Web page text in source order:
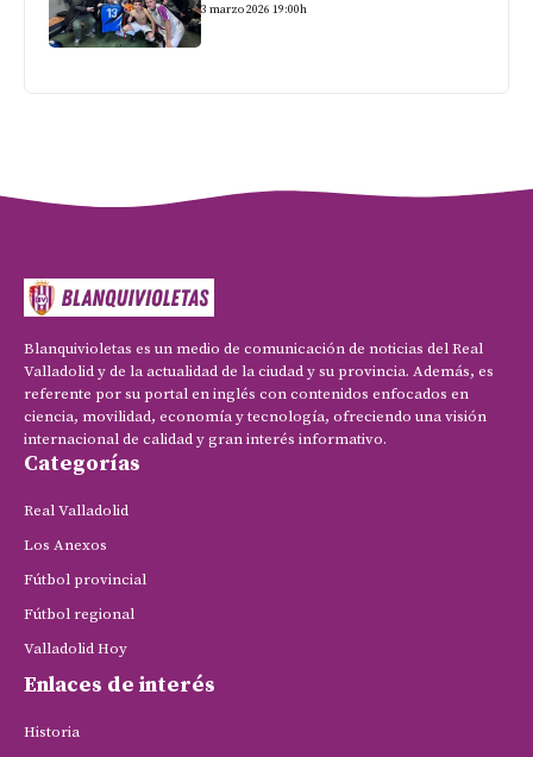
3 marzo 2026 19:00h
Blanquivioletas es un medio de comunicación de noticias del Real
Valladolid y de la actualidad de la ciudad y su provincia. Además, es
referente por su portal en inglés con contenidos enfocados en
ciencia, movilidad, economía y tecnología, ofreciendo una visión
internacional de calidad y gran interés informativo.
Categorías
Real Valladolid
Los Anexos
Fútbol provincial
Fútbol regional
Valladolid Hoy
Enlaces de interés
Historia